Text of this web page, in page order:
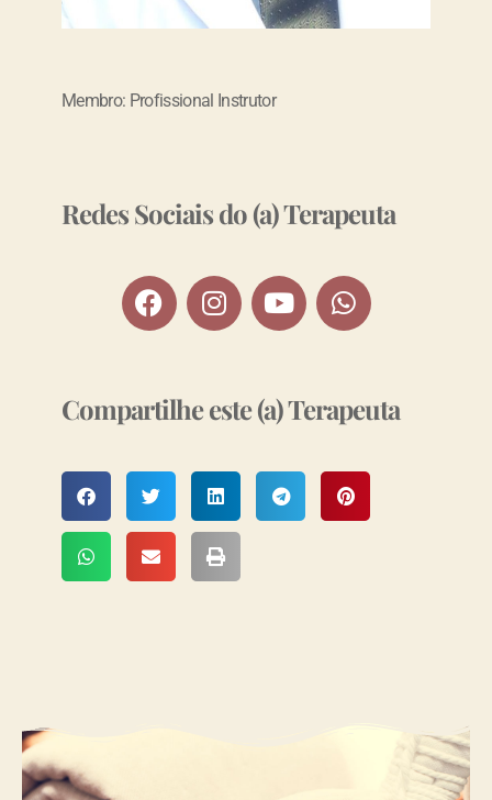
Membro: Profissional Instrutor
Redes Sociais do (a) Terapeuta
Compartilhe este (a) Terapeuta